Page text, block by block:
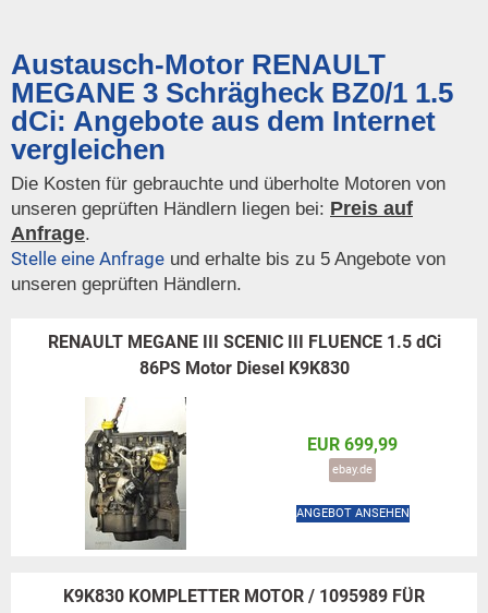
Austausch-Motor RENAULT
MEGANE 3 Schrägheck BZ0/1 1.5
dCi: Angebote aus dem Internet
vergleichen
Die Kosten für gebrauchte und überholte Motoren von
unseren geprüften Händlern liegen bei: Preis auf
Anfrage.
Stelle eine Anfrage und erhalte bis zu 5 Angebote von
unseren geprüften Händlern.
RENAULT MEGANE III SCENIC III FLUENCE 1.5 dCi
86PS Motor Diesel K9K830
EUR 699,99
ebay.de
ANGEBOT ANSEHEN
K9K830 KOMPLETTER MOTOR / 1095989 FÜR